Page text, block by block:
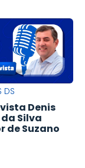
DS
Denis
Silva
de Suzano